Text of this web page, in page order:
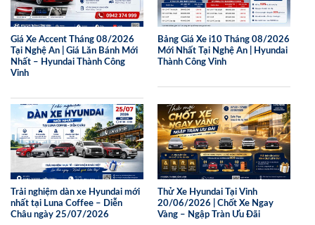
Giá Xe Accent Tháng 08/2026
Tại Nghệ An | Giá Lăn Bánh Mới
Nhất – Hyundai Thành Công
Vinh
Bảng Giá Xe i10 Tháng 08/2026
Mới Nhất Tại Nghệ An | Hyundai
Thành Công Vinh
Trải nghiệm dàn xe Hyundai mới
nhất tại Luna Coffee – Diễn
Châu ngày 25/07/2026
Thử Xe Hyundai Tại Vinh
20/06/2026 | Chốt Xe Ngay
Vàng – Ngập Tràn Ưu Đãi